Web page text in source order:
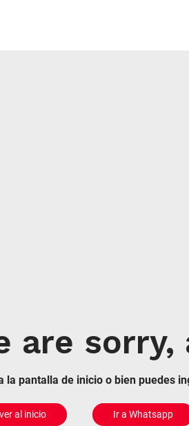
are
la pantalla de inicio o bien puedes
al inicio Ir a Whatsapp